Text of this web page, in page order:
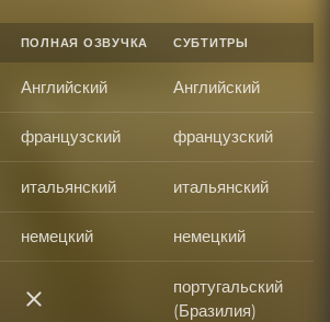
ПОЛНАЯ ОЗВУЧКА СУБТИТРЫ
Английский Английский
французский французский
итальянский итальянский
немецкий немецкий
португальский (Бразилия)
португальский
(Бразилия)